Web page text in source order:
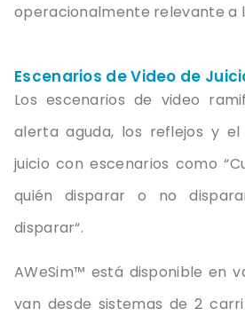
operacionalmente relevante a
Escenarios de Video de
Los escenarios de video
alerta aguda, los reflejos y el
juicio conescenarios como “
quién
disparar o no
disparar“.
AWeSim™ está disponible en
van desde sistemas de 2